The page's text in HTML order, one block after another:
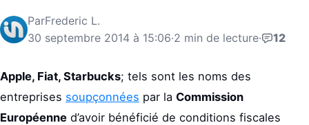
ParFrederic L.
30 septembre 2014 à 15:06·2 min de lecture· 12
Apple, Fiat, Starbucks; tels sont les noms des
entreprises soupçonnées par la Commission
Européenne d’avoir bénéficié de conditions fiscales